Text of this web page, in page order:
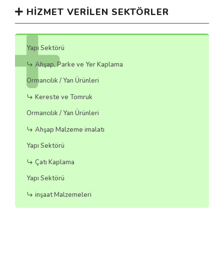
HIZMET VERILEN SEKTÖRLER
Yapı Sektörü
Ahşap, Parke ve Yer Kaplama
Ormancılık / Yan Ürünleri
Kereste ve Tomruk
Ormancılık / Yan Ürünleri
Ahşap Malzeme imalatı
Yapı Sektörü
Çatı Kaplama
Yapı Sektörü
inşaat Malzemeleri